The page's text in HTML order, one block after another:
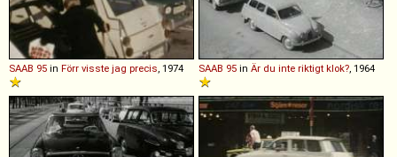
SAAB 95 in Förr visste jag precis, 1974 SAAB 95 in Är du inte riktigt klok?, 1964